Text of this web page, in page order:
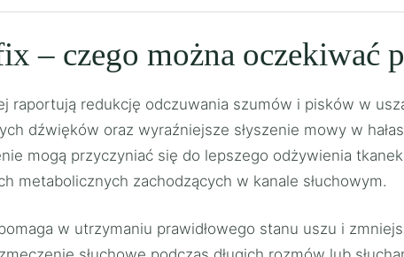
– czego można oczekiwać
raportują redukcję odczuwania szumów i pisków w
dźwięków oraz wyraźniejsze słyszenie mowy w
mogą przyczyniać się do lepszego odżywienia
metabolicznych zachodzących w kanale słuchowym.
w utrzymaniu prawidłowego stanu uszu i